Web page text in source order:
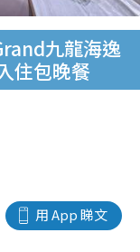
九龍海逸
住包晚餐
用 App 睇文